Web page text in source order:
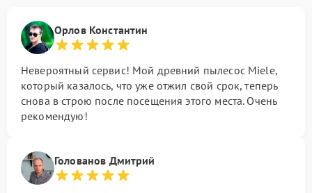
Орлов Константин
Невероятный сервис! Мой древний пылесос Miele,
который казалось, что уже отжил свой срок, теперь
снова в строю после посещения этого места. Очень
рекомендую!
Голованов Дмитрий